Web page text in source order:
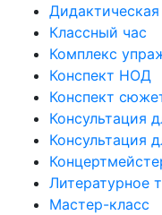
Дидактическая
Классный час
Комплекс
Конспект НОД
Конспект
Консультация
Консультация
Литературное
Мастер-класс